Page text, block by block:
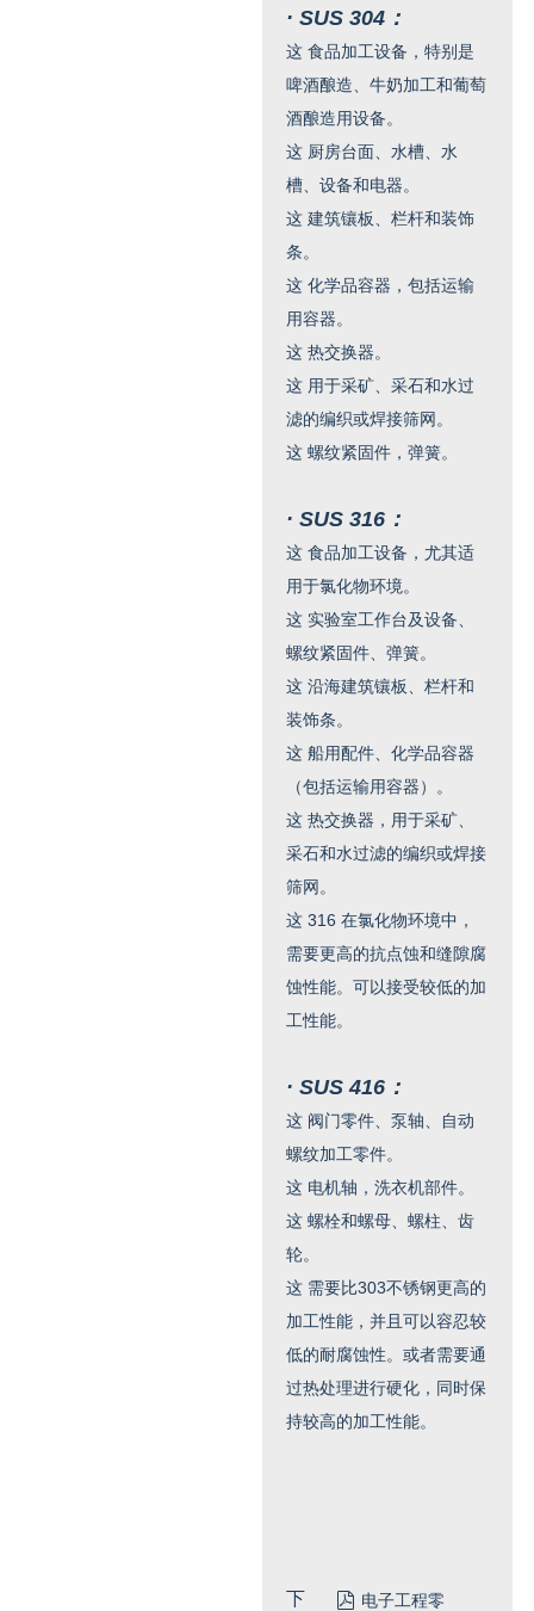
· SUS 304：
这 食品加工设备，特别是
啤酒酿造、牛奶加工和葡萄
酒酿造用设备。
这 厨房台面、水槽、水
槽、设备和电器。
这 建筑镶板、栏杆和装饰
条。
这 化学品容器，包括运输
用容器。
这 热交换器。
这 用于采矿、采石和水过
滤的编织或焊接筛网。
这 螺纹紧固件，弹簧。
· SUS 316：
这 食品加工设备，尤其适
用于氯化物环境。
这 实验室工作台及设备、
螺纹紧固件、弹簧。
这 沿海建筑镶板、栏杆和
装饰条。
这 船用配件、化学品容器
（包括运输用容器）。
这 热交换器，用于采矿、
采石和水过滤的编织或焊接
筛网。
这 316 在氯化物环境中，
需要更高的抗点蚀和缝隙腐
蚀性能。可以接受较低的加
工性能。
· SUS 416：
这 阀门零件、泵轴、自动
螺纹加工零件。
这 电机轴，洗衣机部件。
这 螺栓和螺母、螺柱、齿
轮。
这 需要比303不锈钢更高的
加工性能，并且可以容忍较
低的耐腐蚀性。或者需要通
过热处理进行硬化，同时保
持较高的加工性能。
下
 电子工程零